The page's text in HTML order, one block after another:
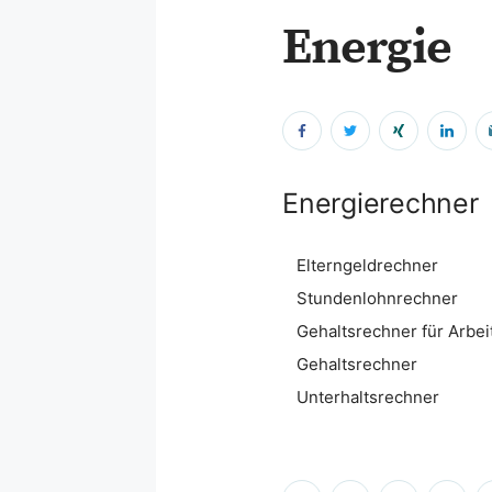
Energie
Energierechner
Elterngeldrechner
Stundenlohnrechner
Gehaltsrechner für
Gehaltsrechner
Unterhaltsrechner